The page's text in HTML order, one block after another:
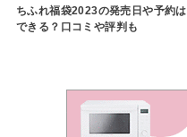
ちふれ福袋2023の発売日や予約は
できる？口コミや評判も